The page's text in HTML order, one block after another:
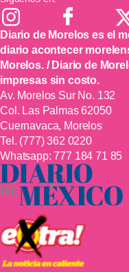
Diario de Morelos es el
diario acontecer
Morelos. / Diario de
impresas sin costo.
Av. Morelos Sur No. 132
Col. Las Palmas 62050
Cuernavaca, Morelos
Tel. (777) 362 0220
Whatsapp:777 184 71 85